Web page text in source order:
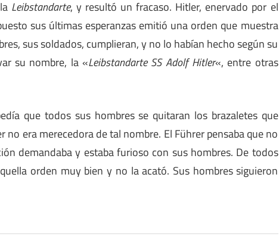
Leibstandarte, y resultó un fracaso. Hitler, enervado por el
sus últimas esperanzas emitió una orden que muestra
sus soldados, cumplieran, y no lo habían hecho según su
su nombre, la «Leibstandarte SS Adolf Hitler«, entre otras
que todos sus hombres se quitaran los brazaletes que
era merecedora de tal nombre. El Führer pensaba que no
demandaba y estaba furioso con sus hombres. De todos
orden muy bien y no la acató. Sus hombres siguieron